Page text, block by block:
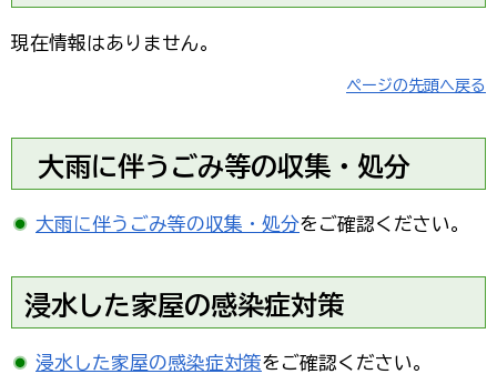
現在情報はありません。
ページの先頭へ戻る
大雨に伴うごみ等の収集・処分
大雨に伴うごみ等の収集・処分をご確認ください。
浸水した家屋の感染症対策
浸水した家屋の感染症対策をご確認ください。